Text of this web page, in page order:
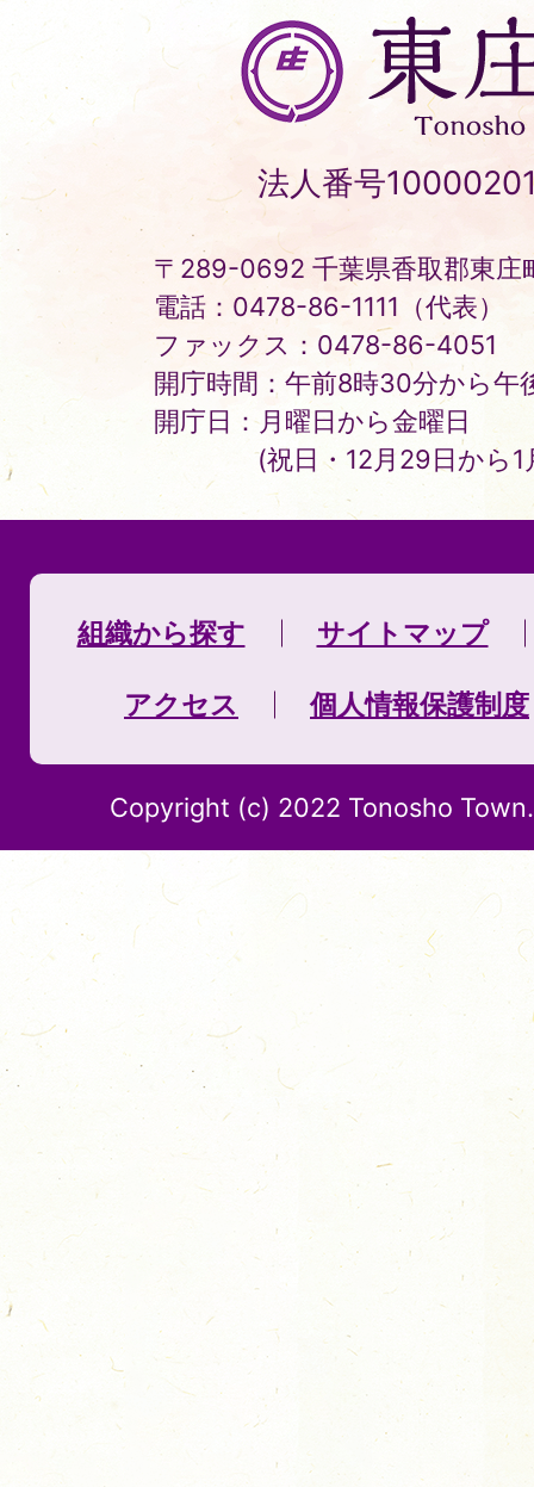
東
庄
町
Tonosho
Town
法人番号
〒289-0692 千葉県香取郡東庄
電話：0478-86-1111（代表）
ファックス：0478-86-4051
開庁時間：午前8時30分から午
開庁日：月曜日から金曜日
(祝日・12月29日から
組織から探す サイトマップ
アクセス 個人情報保護制度
Copyright (c) 2022 Tonosho